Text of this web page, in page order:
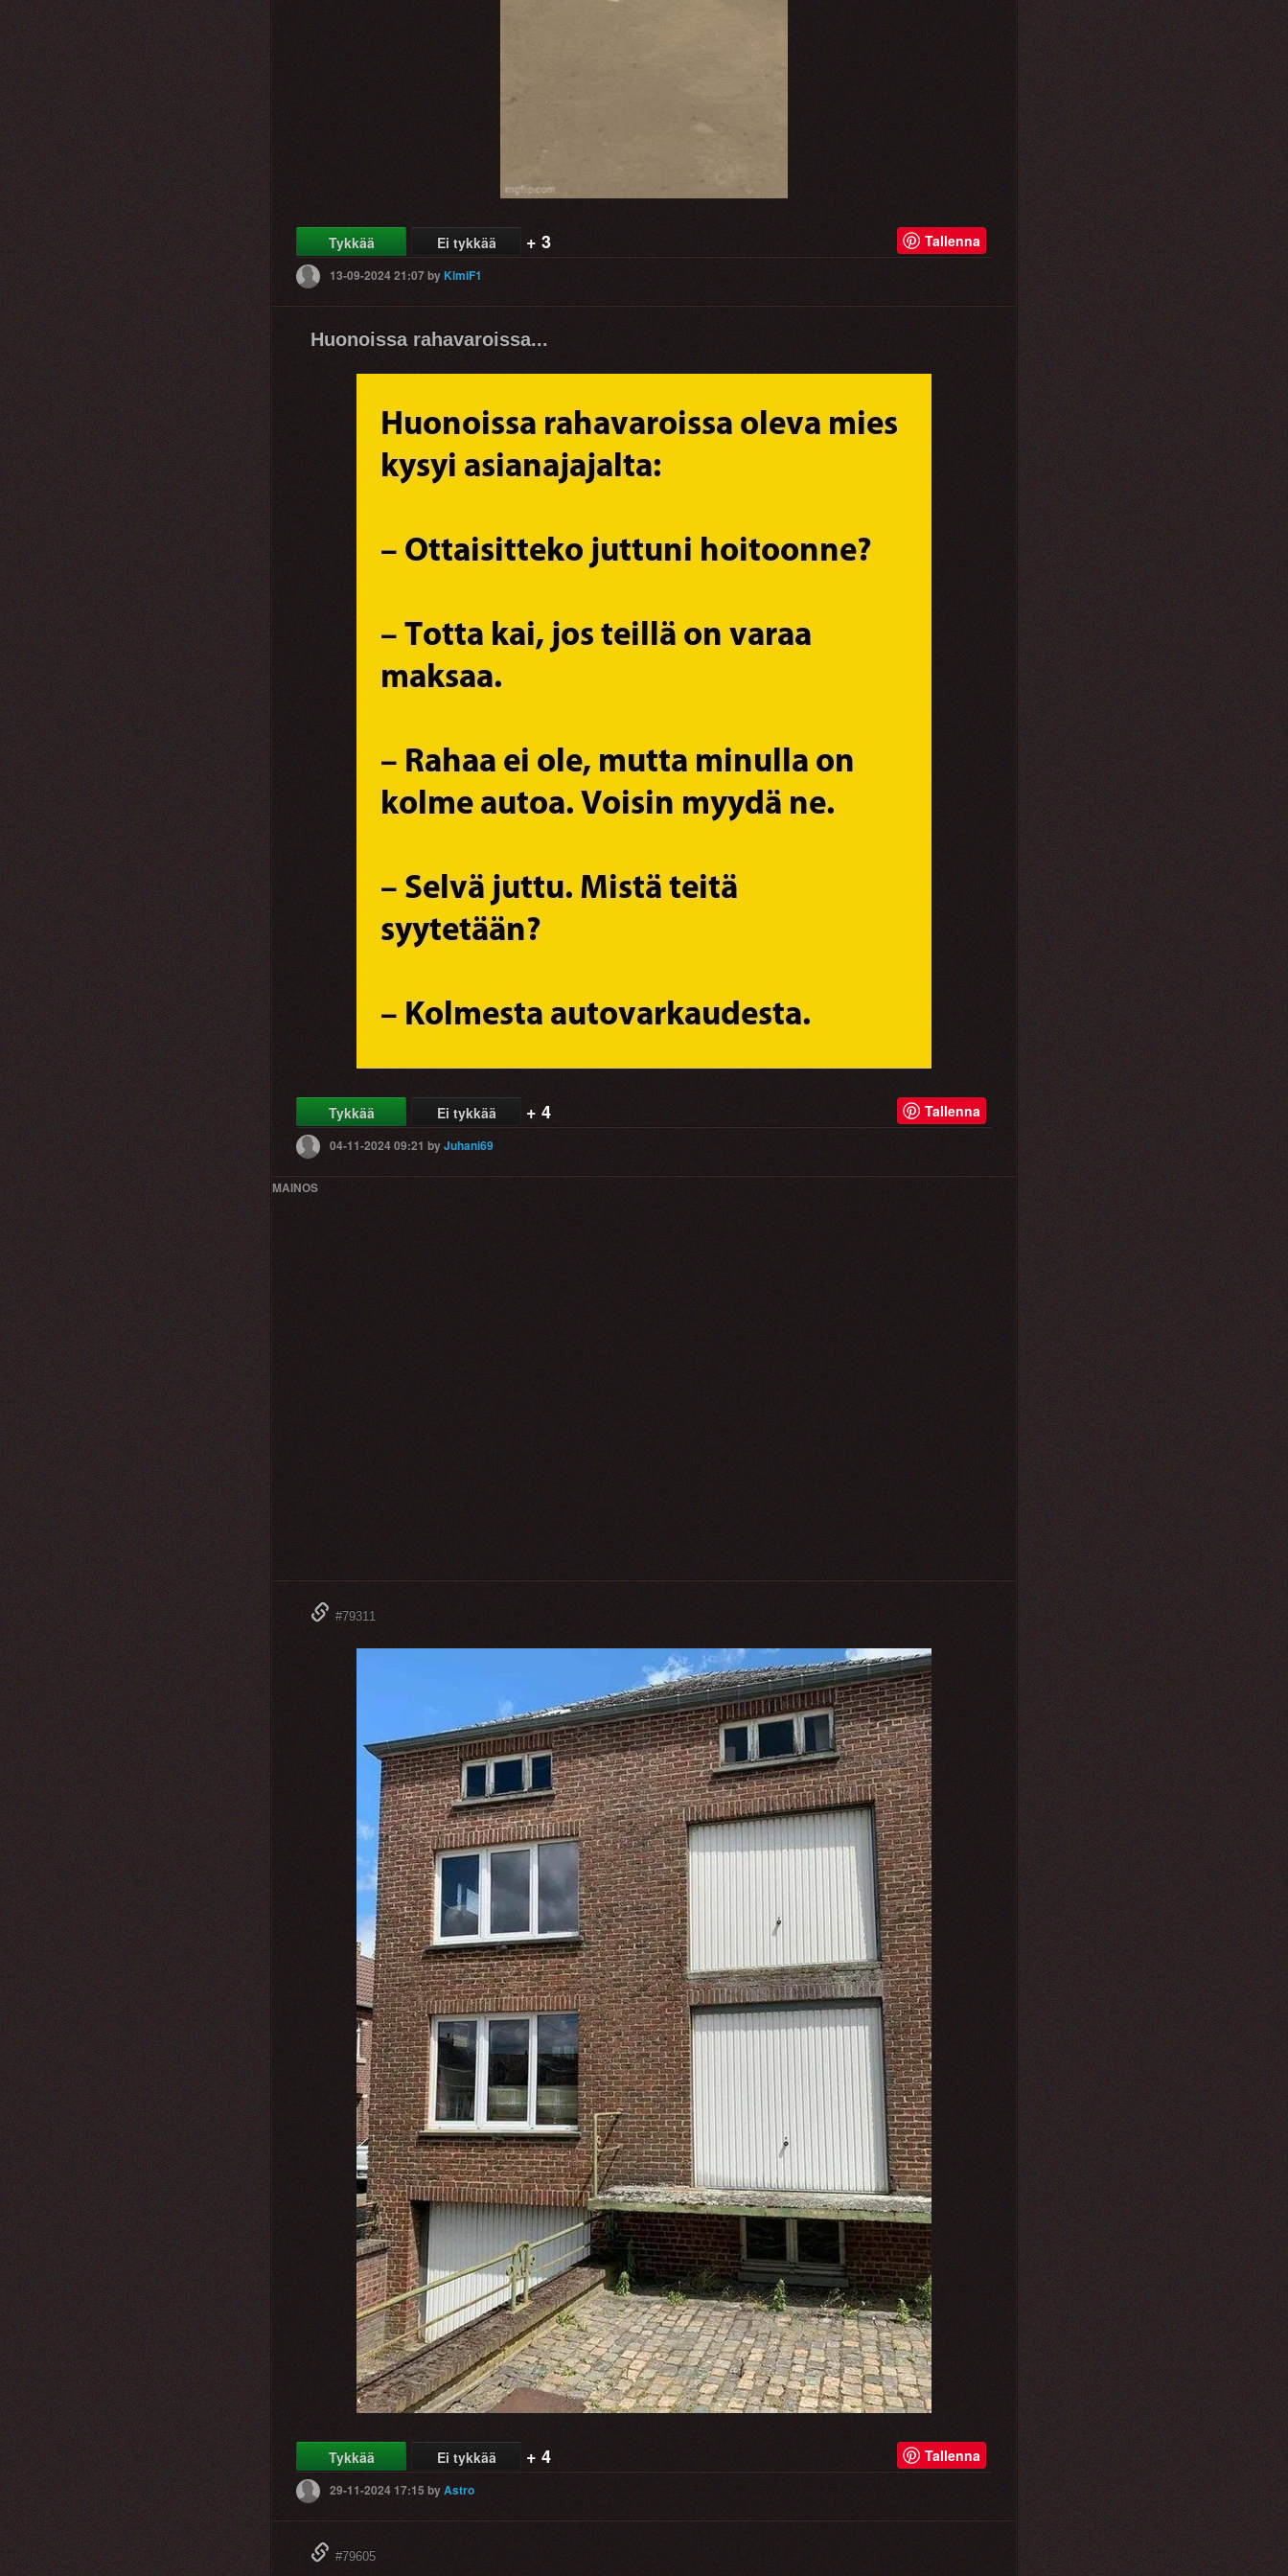
Tykkää Ei tykkää + 3 Tallenna
13-09-2024 21:07byKimiF1
Huonoissa rahavaroissa...
Tykkää Ei tykkää + 4 Tallenna
04-11-2024 09:21 byJuhani69
MAINOS
#79311
Tykkää Ei tykkää + 4 Tallenna
29-11-2024 17:15 byAstro
#79605